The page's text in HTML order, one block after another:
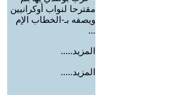
مقترحا لنواب أوكرانيين
ويصفه بـ-الخطاب الإم
...
المزيد.....
المزيد.....